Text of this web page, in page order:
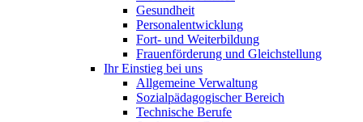
Gesundheit
Personalentwicklung
Fort- und Weiterbildung
Frauenförderung und Gleichstellung
Ihr Einstieg bei uns
Allgemeine Verwaltung
Sozialpädagogischer Bereich
Technische Berufe